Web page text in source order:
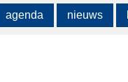
agenda nieuws